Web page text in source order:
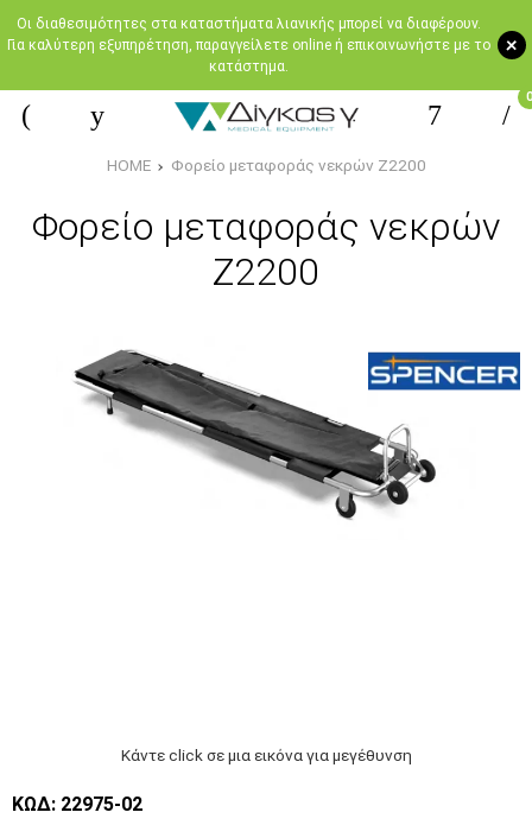
+
Oι διαθεσιμότητες στα καταστήματα λιανικής μπορεί να διαφέρουν.
Για καλύτερη εξυπηρέτηση, παραγγείλετε online ή επικοινωνήστε με το
κατάστημα.
0
HOME Φορείο μεταφοράς νεκρών Ζ2200
Φορείο μεταφοράς νεκρών
Ζ2200
Κάντε click σε μια εικόνα για μεγέθυνση
ΚΩΔ: 22975-02